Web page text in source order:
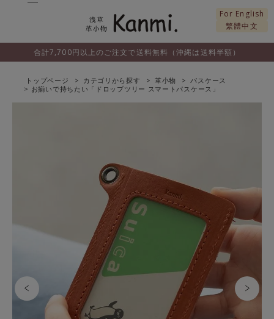
For English
繁體中文
合計7,700円以上のご注文で送料無料（沖縄は送料半額）
トップページ カテゴリから探す 革小物
パスケース
お揃いで持ちたい「ドロップツリー スマートパスケース」